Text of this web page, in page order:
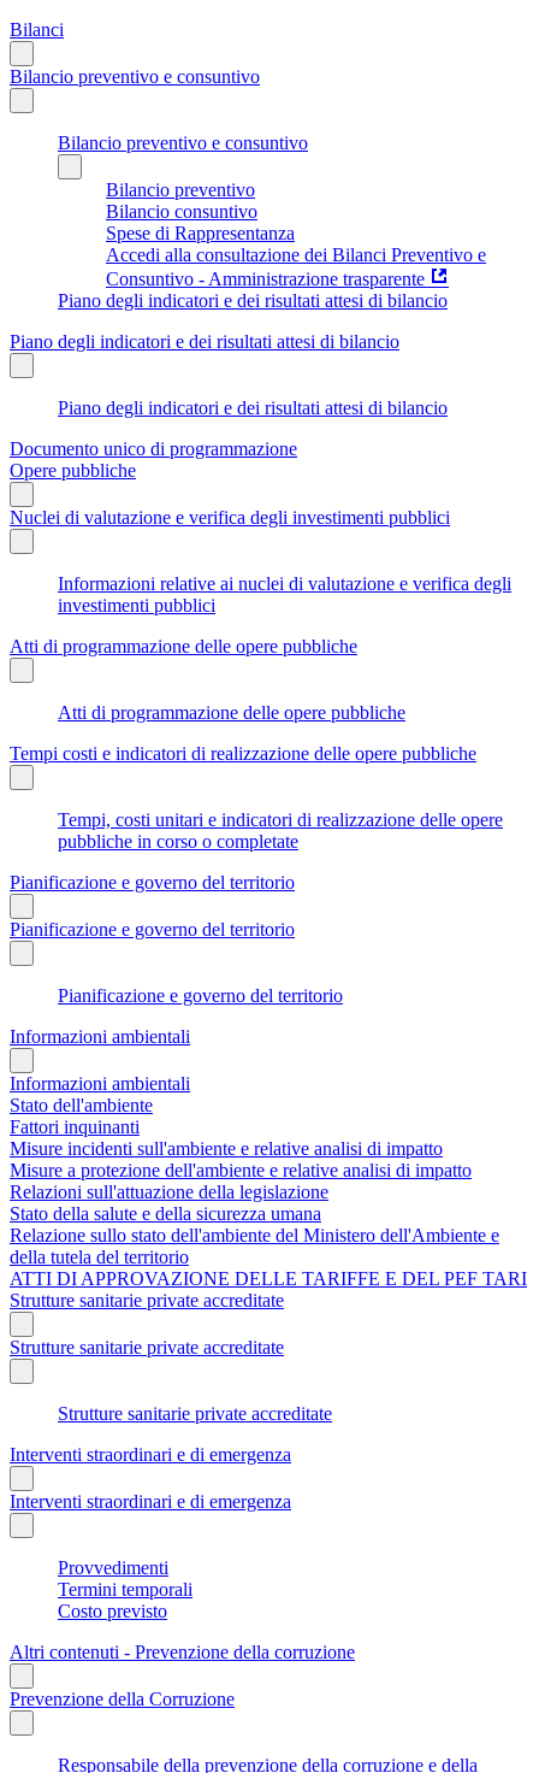
Bilanci
Bilancio preventivo e consuntivo
Bilancio preventivo e consuntivo
Bilancio preventivo
Bilancio consuntivo
Spese di Rappresentanza
Accedi alla consultazione dei Bilanci Preventivo e
Consuntivo - Amministrazione trasparente
Piano degli indicatori e dei risultati attesi di bilancio
Piano degli indicatori e dei risultati attesi di bilancio
Piano degli indicatori e dei risultati attesi di bilancio
Documento unico di programmazione
Opere pubbliche
Nuclei di valutazione e verifica degli investimenti pubblici
Informazioni relative ai nuclei di valutazione e verifica degli
investimenti pubblici
Atti di programmazione delle opere pubbliche
Atti di programmazione delle opere pubbliche
Tempi costi e indicatori di realizzazione delle opere pubbliche
Tempi, costi unitari e indicatori di realizzazione delle opere
pubbliche in corso o completate
Pianificazione e governo del territorio
Pianificazione e governo del territorio
Pianificazione e governo del territorio
Informazioni ambientali
Informazioni ambientali
Stato dell'ambiente
Fattori inquinanti
Misure incidenti sull'ambiente e relative analisi di impatto
Misure a protezione dell'ambiente e relative analisi di impatto
Relazioni sull'attuazione della legislazione
Stato della salute e della sicurezza umana
Relazione sullo stato dell'ambiente del Ministero dell'Ambiente e
della tutela del territorio
ATTI DI APPROVAZIONE DELLE TARIFFE E DEL PEF TARI
Strutture sanitarie private accreditate
Strutture sanitarie private accreditate
Strutture sanitarie private accreditate
Interventi straordinari e di emergenza
Interventi straordinari e di emergenza
Provvedimenti
Termini temporali
Costo previsto
Altri contenuti - Prevenzione della corruzione
Prevenzione della Corruzione
Responsabile della prevenzione della corruzione e della